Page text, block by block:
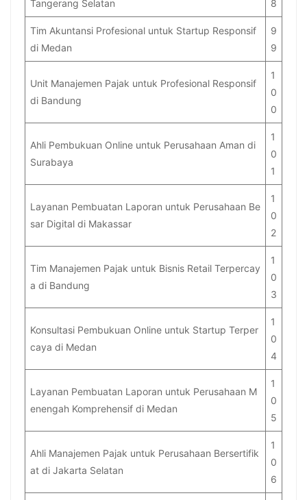
Tangerang Selatan 8
Tim Akuntansi Profesional untuk Startup Responsif
di Medan
9
9
Unit Manajemen Pajak untuk Profesional Responsif
di Bandung
1
0
0
Ahli Pembukuan Online untuk Perusahaan Aman di
Surabaya
1
0
1
Layanan Pembuatan Laporan untuk Perusahaan Be
sar Digital di Makassar
1
0
2
Tim Manajemen Pajak untuk Bisnis Retail Terpercay
a di Bandung
1
0
3
Konsultasi Pembukuan Online untuk Startup Terper
caya di Medan
1
0
4
Layanan Pembuatan Laporan untuk Perusahaan M
enengah Komprehensif di Medan
1
0
5
Ahli Manajemen Pajak untuk Perusahaan Bersertifik
at di Jakarta Selatan
1
0
6